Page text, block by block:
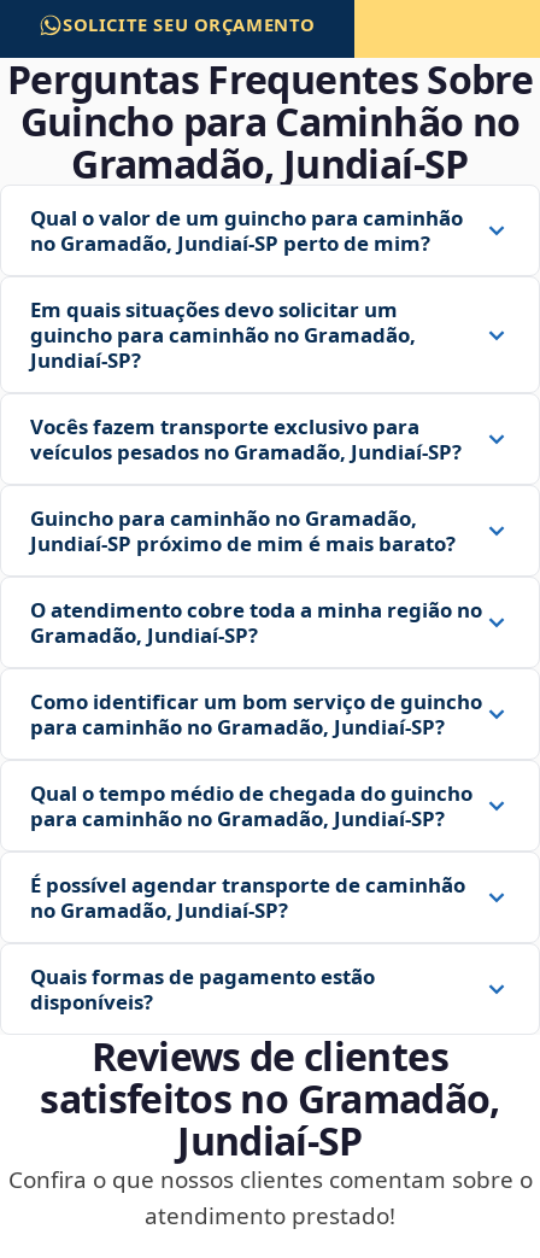
SOLICITE SEU ORÇAMENTO
Perguntas Frequentes Sobre
Guincho para Caminhão no
Gramadão, Jundiaí‑SP
Qual o valor de um guincho para caminhão
no Gramadão, Jundiaí‑SP perto de mim?
Em quais situações devo solicitar um
guincho para caminhão no Gramadão,
Jundiaí‑SP?
Vocês fazem transporte exclusivo para
veículos pesados no Gramadão, Jundiaí‑SP?
Guincho para caminhão no Gramadão,
Jundiaí‑SP próximo de mim é mais barato?
O atendimento cobre toda a minha região no
Gramadão, Jundiaí‑SP?
Como identificar um bom serviço de guincho
para caminhão no Gramadão, Jundiaí‑SP?
Qual o tempo médio de chegada do guincho
para caminhão no Gramadão, Jundiaí‑SP?
É possível agendar transporte de caminhão
no Gramadão, Jundiaí‑SP?
Quais formas de pagamento estão
disponíveis?
Reviews de clientes
satisfeitos no Gramadão,
Jundiaí‑SP
Confira o que nossos clientes comentam sobre o
atendimento prestado!